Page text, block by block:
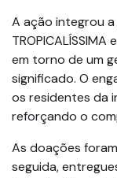
A ação integrou
em torno de um
significado. O
os residentes da
reforçando o
As doações
seguida,